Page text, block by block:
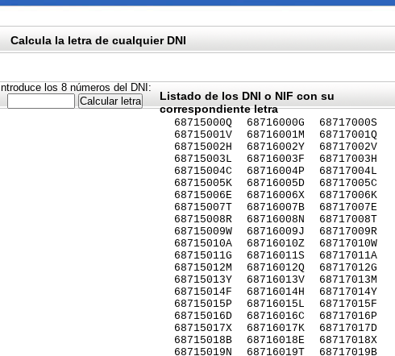
Calcula la letra de cualquier DNI
Introduce los 8 números del DNI:
Listado de los DNI o NIF con su
correspondiente letra
68715000Q
68715001V
68715002H
68715003L
68715004C
68715005K
68715006E
68715007T
68715008R
68715009W
68715010A
68715011G
68715012M
68715013Y
68715014F
68715015P
68715016D
68715017X
68715018B
68715019N
68716000G
68716001M
68716002Y
68716003F
68716004P
68716005D
68716006X
68716007B
68716008N
68716009J
68716010Z
68716011S
68716012Q
68716013V
68716014H
68716015L
68716016C
68716017K
68716018E
68716019T
68717000S
68717001Q
68717002V
68717003H
68717004L
68717005C
68717006K
68717007E
68717008T
68717009R
68717010W
68717011A
68717012G
68717013M
68717014Y
68717015F
68717016P
68717017D
68717018X
68717019B